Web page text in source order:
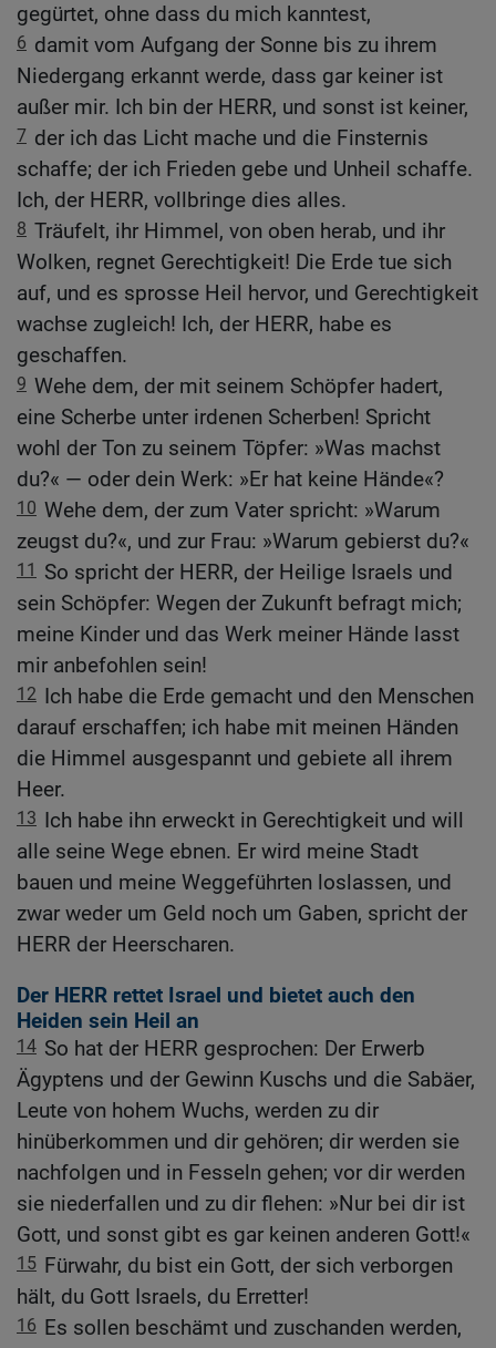
gegürtet, ohne dass du mich kanntest,
6 damit vom Aufgang der Sonne bis zu ihrem
Niedergang erkannt werde, dass gar keiner ist
außer mir. Ich bin der HERR, und sonst ist keiner,
7 der ich das Licht mache und die Finsternis
schaffe; der ich Frieden gebe und Unheil schaffe.
Ich, der HERR, vollbringe dies alles.
8 Träufelt, ihr Himmel, von oben herab, und ihr
Wolken, regnet Gerechtigkeit! Die Erde tue sich
auf, und es sprosse Heil hervor, und Gerechtigkeit
wachse zugleich! Ich, der HERR, habe es
geschaffen.
9 Wehe dem, der mit seinem Schöpfer hadert,
eine Scherbe unter irdenen Scherben! Spricht
wohl der Ton zu seinem Töpfer: »Was machst
du?« — oder dein Werk: »Er hat keine Hände«?
10 Wehe dem, der zum Vater spricht: »Warum
zeugst du?«, und zur Frau: »Warum gebierst du?«
11
So spricht der HERR, der Heilige Israels und
sein Schöpfer: Wegen der Zukunft befragt mich;
meine Kinder und das Werk meiner Hände lasst
mir anbefohlen sein!
12 Ich habe die Erde gemacht und den Menschen
darauf erschaffen; ich habe mit meinen Händen
die Himmel ausgespannt und gebiete all ihrem
Heer.
13 Ich habe ihn erweckt in Gerechtigkeit und will
alle seine Wege ebnen. Er wird meine Stadt
bauen und meine Weggeführten loslassen, und
zwar weder um Geld noch um Gaben, spricht der
HERR der Heerscharen.
Der HERR rettet Israel und bietet auch den
Heiden sein Heil an
14 So hat der HERR gesprochen: Der Erwerb
Ägyptens und der Gewinn Kuschs und die Sabäer,
Leute von hohem Wuchs, werden zu dir
hinüberkommen und dir gehören; dir werden sie
nachfolgen und in Fesseln gehen; vor dir werden
sie niederfallen und zu dir flehen: »Nur bei dir ist
Gott, und sonst gibt es gar keinen anderen Gott!«
15 Fürwahr, du bist ein Gott, der sich verborgen
hält, du Gott Israels, du Erretter!
16 Es sollen beschämt und zuschanden werden,